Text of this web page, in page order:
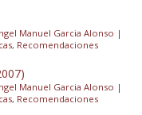
Manuel Garcia Alonso |
, Recomendaciones
Manuel Garcia Alonso |
, Recomendaciones